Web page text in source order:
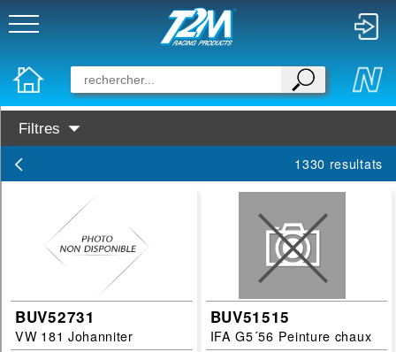
Filtres
Marques :
Preiser
Busch
1330 resultats
BUV52731
VW 181 Johanniter
BUV51515
IFA G5´56 Peinture chaux